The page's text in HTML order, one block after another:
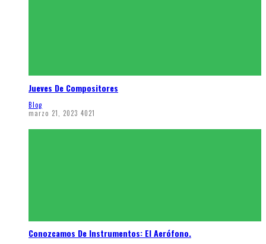
Jueves De Compositores
Blog
marzo 21, 2023 4021
Conozcamos De Instrumentos: El Aerófono.